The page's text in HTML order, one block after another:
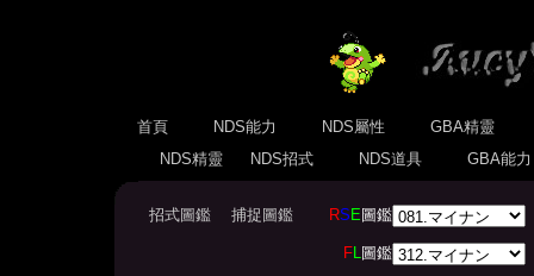
首頁 NDS能力 NDS屬性
GBA精靈
NDS精靈
NDS招式 NDS道具 GBA能
招式圖鑑 捕捉圖鑑 RS E圖鑑
FL圖鑑